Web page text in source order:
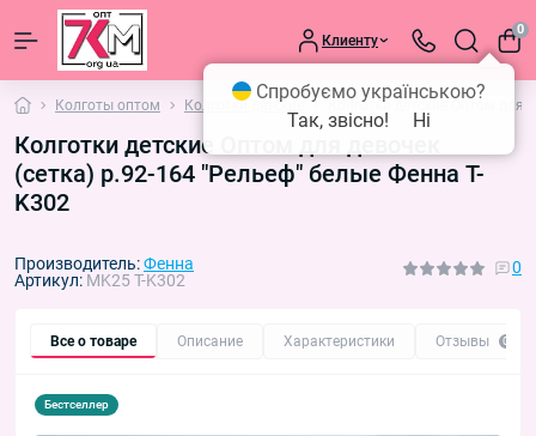
Клиенту
0
Колготы оптом Колготки детские Колготки детские Оптом
Колготки детские Оптом для девочек
(сетка) р.92-164 "Рельеф" белые Фенна T-
K302
Производитель:Фенна
Артикул: MK25 T-K302
0
Все о товаре Описание Характеристики Отзывы 0
Бестселлер
Спробуємо українською?
Так, звісно!
Ні